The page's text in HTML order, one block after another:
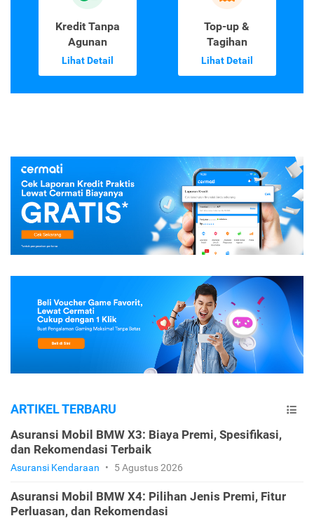
Kredit Tanpa
Agunan
Lihat Detail
Top-up &
Tagihan
Lihat Detail
ARTIKEL TERBARU
Asuransi Mobil BMW X3: Biaya Premi, Spesifikasi,
dan Rekomendasi Terbaik
Asuransi Kendaraan • 5 Agustus 2026
Asuransi Mobil BMW X4: Pilihan Jenis Premi, Fitur
Perluasan, dan Rekomendasi